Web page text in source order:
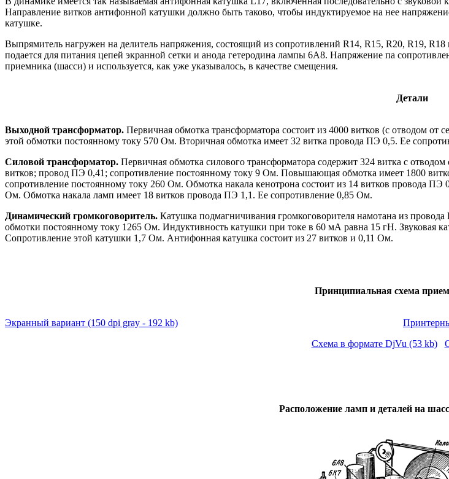
Направление витков антифонной катушки должно быть таково, чтобы индуктируемое на нее
катушке.
Выпрямитель нагружен на делитель напряжения, состоящий из сопротивлений R14, R15, R20, R19,
подается для питания цепей экранной сетки и анода гетеродина лампы 6А8. Напряжение па
приемника (шасси) и используется, как уже указывалось, в качестве смещения.
Детали
Выходной трансформатор. Первичная обмотка трансформатора состоит из 4000 витков (с отводом
этой обмотки постоянному току 570 Ом. Вторичная обмотка имеет 32 витка провода ПЭ 0,5. Ее
Силовой трансформатор. Первичная обмотка силового трансформатора содержит 324 витка с
витков; провод ПЭ 0,41; сопротивление постоянному току 9 Ом. Повышающая обмотка имеет 1800
сопротивление постоянному току 260 Ом. Обмотка накала кенотрона состоит из 14 витков провода ПЭ
Ом. Обмотка накала ламп имеет 18 витков провода ПЭ 1,1. Ее сопротивление 0,85 Ом.
Динамический громкоговоритель. Катушка подмагничивания громкоговорителя намотана из
обмотки постоянному току 1265 Ом. Индуктивность катушки при токе в 60 мА равна 15 гН. Звуковая
Сопротивление этой катушки 1,7 Ом. Антифонная катушка состоит из 27 витков и 0,11 Ом.
Принципиальная схема
Экранный вариант (150 dpi gray - 192 kb)
Схема в формате DjVu (53 kb)
Расположение ламп и деталей на